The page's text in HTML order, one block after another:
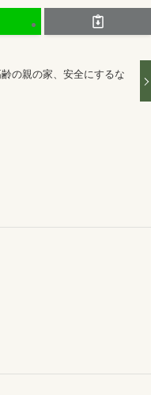
の親の家、安全にするな